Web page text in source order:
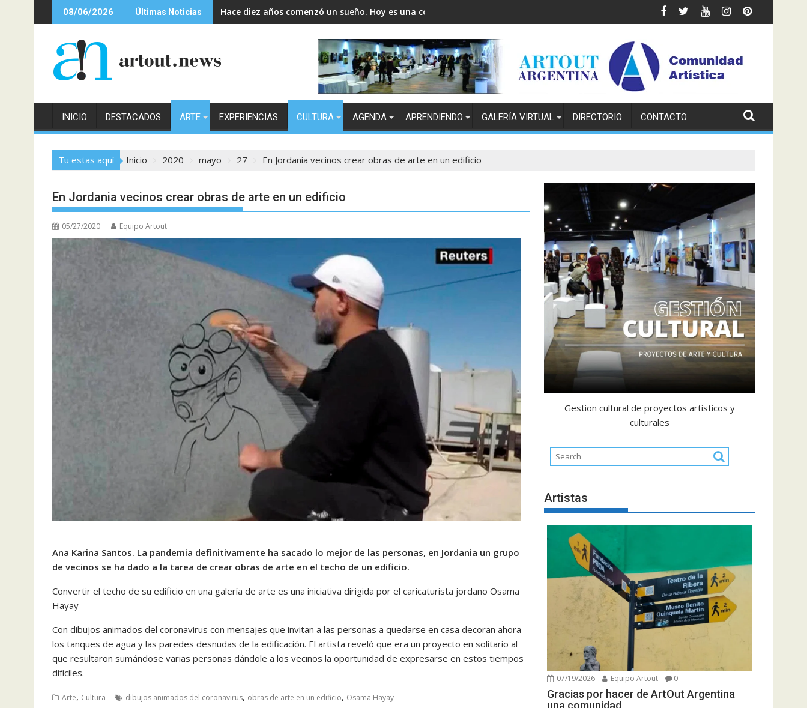
al
08/06/2026 Últimas Noticias Hace diez años comenzó un sueño. Hoy es una comunidad.
INICIO DESTACADOS ARTE EXPERIENCIAS CULTURA AGENDA APRENDIENDO GALERÍA VIRTUAL DIRECTORIO CONTACTO
Tu estas aquí Inicio 2020 mayo 27 En Jordania vecinos crear obras de arte en un edificio
En Jordania vecinos crear obras de arte en un edificio
05/27/2020 Equipo Artout
Ana Karina Santos. La pandemia definitivamente ha sacado lo mejor de las personas, en Jordania un grupo
de vecinos se ha dado a la tarea de crear obras de arte en el techo de un edificio.
Convertir el techo de su edificio en una galería de arte es una iniciativa dirigida por el caricaturista jordano Osama
Hayay
Con dibujos animados del coronavirus con mensajes que invitan a las personas a quedarse en casa decoran ahora
los tanques de agua y las paredes desnudas de la edificación. El artista reveló que era un proyecto en solitario al
que resultaron sumándose varias personas dándole a los vecinos la oportunidad de expresarse en estos tiempos
difíciles.
Arte, Cultura dibujos animados del coronavirus, obras de arte en un edificio, Osama Hayay
Gestion cultural de proyectos artisticos y
culturales
Artistas
07/19/2026 Equipo Artout 0
Gracias por hacer de ArtOut Argentina
una comunidad